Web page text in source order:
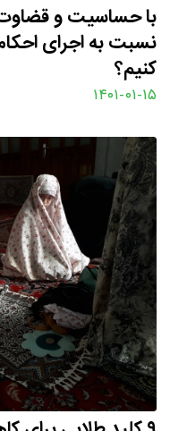
با حساسیت و
نسبت به اجرای
کنیم؟
۱۴۰۱-۰۱-۱۵